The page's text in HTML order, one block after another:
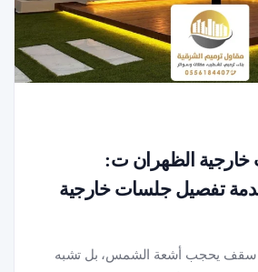
الظهران ت:
خدمة تفصيل جلسات خارجية
سقف يحجب أشعة الشمس، بل تشبه